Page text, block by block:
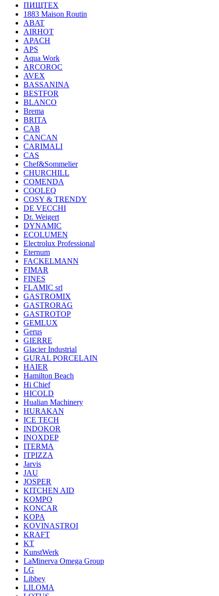
ПИЩТЕХ
1883 Maison Routin
ABAT
AIRHOT
APACH
APS
Aqua Work
ARCOROC
AVEX
BASSANINA
BESTFOR
BLANCO
Brema
BRITA
CAB
CANCAN
CARIMALI
CAS
Chef&Sommelier
CHURCHILL
COMENDA
COOLEQ
COSY & TRENDY
DE VECCHI
Dr. Weigert
DYNAMIC
ECOLUMEN
Electrolux Professional
Eternum
FACKELMANN
FIMAR
FINES
FLAMIC srl
GASTROMIX
GASTRORAG
GASTROTOP
GEMLUX
Gerus
GIERRE
Glacier Industrial
GURAL PORCELAIN
HAIER
Hamilton Beach
Hi Chief
HICOLD
Hualian Machinery
HURAKAN
ICE TECH
INDOKOR
INOXDEP
ITERMA
ITPIZZA
Jarvis
JAU
JOSPER
KITCHEN AID
KOMPO
KONCAR
KOPA
KOVINASTROI
KRAFT
KT
KunstWerk
LaMinerva Omega Group
LG
Libbey
LILOMA